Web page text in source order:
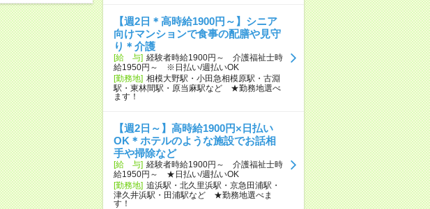
【週2日＊高時給1900円～】シニア
向けマンションで食事の配膳や見守
り＊介護
[給 与] 経験者時給1900円～ 介護福祉士時
給1950円～ ※日払い/週払いOK
[勤務地] 相模大野駅・小田急相模原駅・古淵
駅・東林間駅・原当麻駅など ★勤務地選べ
ます！
【週2日～】高時給1900円×日払い
OK＊ホテルのような施設でお話相
手や掃除など
[給 与] 経験者時給1900円～ 介護福祉士時
給1950円～ ★日払い/週払いOK
[勤務地] 追浜駅・北久里浜駅・京急田浦駅・
津久井浜駅・田浦駅など ★勤務地選べま
す！